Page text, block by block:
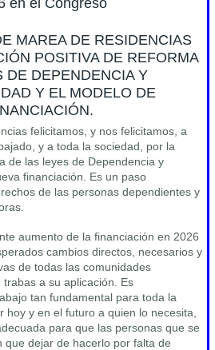
MAREA DE RESIDENCIAS
POSITIVA DE REFORMA
DE DEPENDENCIA Y
Y EL MODELO DE
felicitamos, y nos felicitamos, a
y a toda la sociedad, por la
de las leyes de Dependencia y
financiación. Es un paso
de las personas dependientes y
aumento de la financiación en 2026
cambios directos, necesarios y
de todas las comunidades
a su aplicación. Es
tan fundamental para toda la
hoy y en el futuro a quien lo necesita,
para que las personas que se
que dejar de hacerlo por falta de